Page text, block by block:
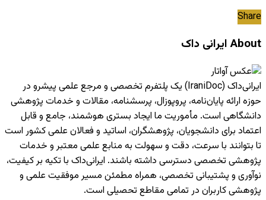
Share
About ایرانی داک
ایرانی‌داک (IraniDoc) یک پلتفرم تخصصی و مرجع علمی پیشرو در
حوزه ارائه پایان‌نامه، پروپوزال، پرسشنامه، مقالات و خدمات پژوهشی
دانشگاهی است. مأموریت ما ایجاد بستری هوشمند، جامع و قابل
اعتماد برای دانشجویان، پژوهشگران، اساتید و فعالان علمی کشور است
تا بتوانند با سرعت، دقت و سهولت به منابع علمی معتبر و خدمات
پژوهشی تخصصی دسترسی داشته باشند. ایرانی‌داک با تکیه بر کیفیت،
نوآوری و پشتیبانی تخصصی، همراه مطمئن مسیر موفقیت علمی و
پژوهشی کاربران در تمامی مقاطع تحصیلی است.